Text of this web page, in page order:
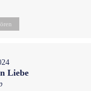
Liebe